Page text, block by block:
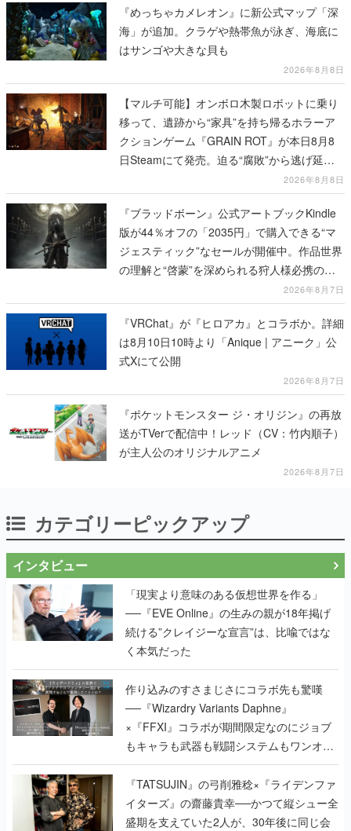
2026年8月8日
【マルチ可能】オンボロ木製ロボットに乗り
移って、遺跡から“家具”を持ち帰るホラーア
クションゲーム『GRAIN ROT』が本日8月8
日Steamにて発売。迫る“腐敗”から逃げ延
び、持ち帰った家具で基地を再建2026年8月8日
『ブラッドボーン』公式アートブックKindle
版が44％オフの「2035円」で購入できる“マ
ジェスティック”なセールが開催中。作品世界
の理解と“啓蒙”を深められる狩人様必携の一
冊
2026年8月7日
『VRChat』が『ヒロアカ』とコラボか。詳細
は8月10日10時より「Anique | アニーク」公
式Xにて公開
2026年8月7日
『ポケットモンスター ジ・オリジン』の再放
送がTVerで配信中！レッド（CV：竹内順子）
が主人公のオリジナルアニメ
2026年8月7日
カテゴリーピックアップ
「現実より意味のある仮想世界を作る」
──『EVE Online』の生みの親が18年掲げ
く本気だった
作り込みのすさまじさにコラボ先も驚嘆
──『Wizardry Variants Daphne』
×『FFXI』コラボが期間限定なのにジョブ
もキャラも武器も戦闘システムもワンオフ
で作り込まれた理由を両ディレクターに聞
く
『TATSUJIN』の弓削雅稔×『ライデンファ
イターズ』の齋藤貴幸──かつて縦シュー全
盛期を支えていた2人が、30年後に同じ会
社で机を並べる理由とは。新作
『TATSUJIN EXTREME』で初タッグを組
んだレジェンド2人に訊く開発秘話
実写映像1000分、ルート分岐100種類以